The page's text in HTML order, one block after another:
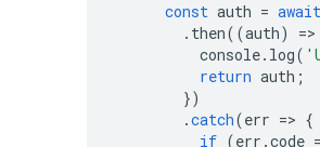
const auth = await
. then((auth) =>
console. log(
return auth ;
})
.catch(err => {
if (err .code